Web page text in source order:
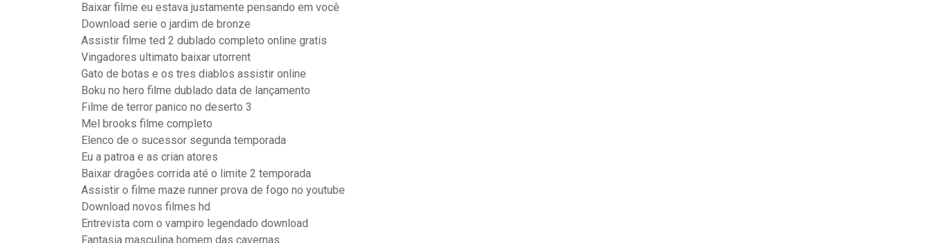
Baixar filme eu estava justamente pensando em você
Download serie o jardim de bronze
Assistir filme ted 2 dublado completo online gratis
Vingadores ultimato baixar utorrent
Gato de botas e os tres diablos assistir online
Boku no hero filme dublado data de lançamento
Filme de terror panico no deserto 3
Mel brooks filme completo
Elenco de o sucessor segunda temporada
Eu a patroa e as crian atores
Baixar dragões corrida até o limite 2 temporada
Assistir o filme maze runner prova de fogo no youtube
Download novos filmes hd
Entrevista com o vampiro legendado download
Fantasia masculina homem das cavernas